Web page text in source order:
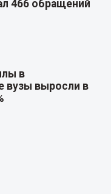
466 обращений
в
вузы выросли в